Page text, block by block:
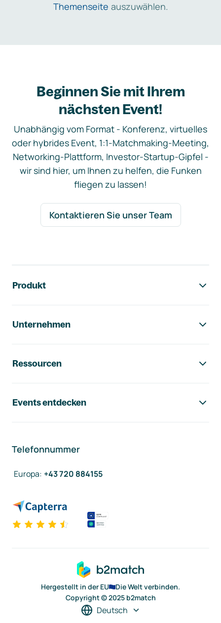
Themenseite auszuwählen.
Beginnen Sie mit Ihrem
nächsten Event!
Unabhängig vom Format - Konferenz, virtuelles
oder hybrides Event, 1:1-Matchmaking-Meeting,
Networking-Plattform, Investor-Startup-Gipfel -
wir sind hier, um Ihnen zu helfen, die Funken
fliegen zu lassen!
Kontaktieren Sie unser Team
Produkt
Unternehmen
Ressourcen
Events entdecken
Telefonnummer
Europa: +43 720 884155
Hergestellt in der EU
Die Welt verbinden.
Copyright © 2025 b2match
Deutsch